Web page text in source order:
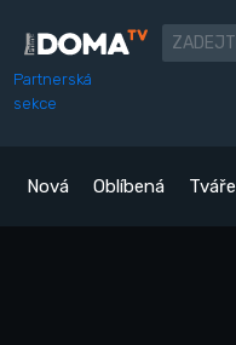
Partnerská
sekce
Nová Oblíbená Tváře